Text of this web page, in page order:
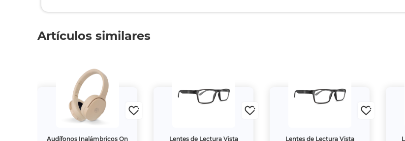
Artículos similares
Audífonos Inalámbricos On
Lentes de Lectura Vista
Lentes de Lectura Vista